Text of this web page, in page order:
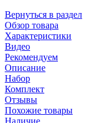
Вернуться в раздел
Обзор товара
Характеристики
Видео
Рекомендуем
Описание
Набор
Комплект
Отзывы
Похожие товары
Наличие